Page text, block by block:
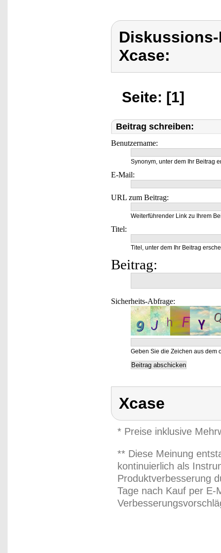
Xcase:
Seite: [1]
Beitrag schreiben:
Benutzername:
Synonym, unter dem Ihr Beitrag
E-Mail:
URL zum Beitrag:
Weiterführender Link zu Ihrem
Titel:
Titel, unter dem Ihr Beitrag
Beitrag:
Sicherheits-Abfrage:
Geben Sie die Zeichen aus dem
Xcase
* Preise inklusive
** Diese Meinung
kontinuierlich als
Produktverbesserung
Tage nach Kauf per E-